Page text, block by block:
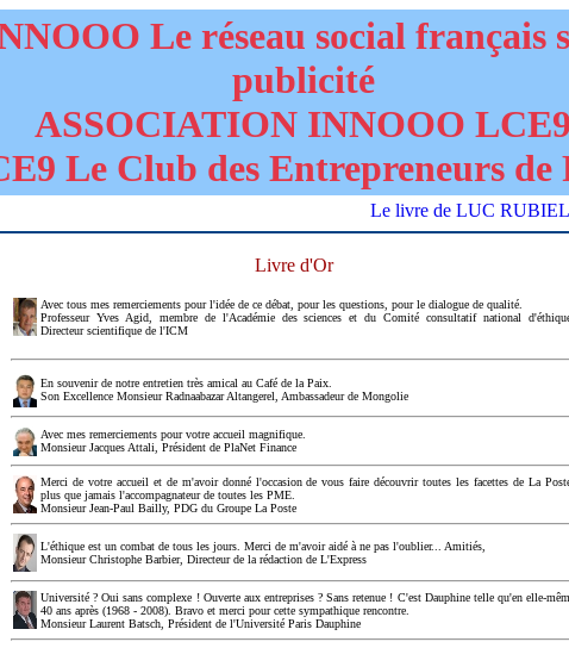
Le réseau social français
publicité
ASSOCIATION INNOOO LCE9
Le Club des Entrepreneurs de
Le livre de LUC RUBIELLO
Livre d'Or
Avec tous mes remerciements pour l'idée de ce débat, pour les questions, pour le dialogue de qualité.
Professeur Yves Agid, membre de l'Académie des sciences et du Comité consultatif national
Directeur scientifique de l'ICM
En souvenir de notre entretien très amical au Café de la Paix.
Son Excellence Monsieur Radnaabazar Altangerel, Ambassadeur de Mongolie
Avec mes remerciements pour votre accueil magnifique.
Monsieur Jacques Attali, Président de PlaNet Finance
Merci de votre accueil et de m'avoir donné l'occasion de vous faire découvrir toutes les facettes de La
plus que jamais l'accompagnateur de toutes les PME.
Monsieur Jean-Paul Bailly, PDG du Groupe La Poste
L'éthique est un combat de tous les jours. Merci de m'avoir aidé à ne pas l'oublier... Amitiés,
Monsieur Christophe Barbier, Directeur de la rédaction de L'Express
Université ? Oui sans complexe ! Ouverte aux entreprises ? Sans retenue ! C'est Dauphine telle qu'en elle-
40 ans après (1968 - 2008). Bravo et merci pour cette sympathique rencontre.
Monsieur Laurent Batsch, Président de l'Université Paris Dauphine